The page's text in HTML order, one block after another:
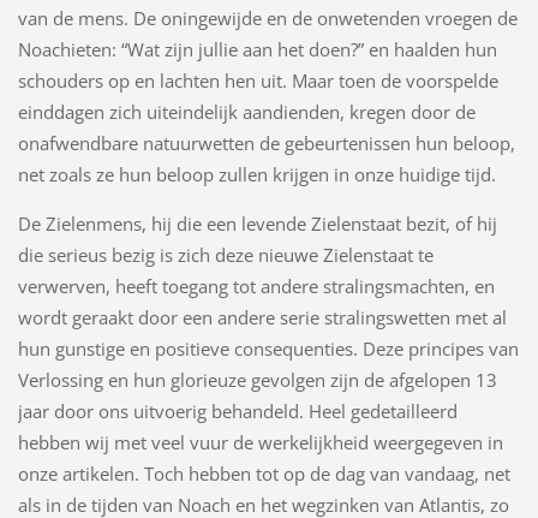
van de mens. De oningewijde en de onwetenden vroegen de
Noachieten: “Wat zijn jullie aan het doen?” en haalden hun
schouders op en lachten hen uit. Maar toen de voorspelde
einddagen zich uiteindelijk aandienden, kregen door de
onafwendbare natuurwetten de gebeurtenissen hun beloop,
net zoals ze hun beloop zullen krijgen in onze huidige tijd.
De Zielenmens, hij die een levende Zielenstaat bezit, of hij
die serieus bezig is zich deze nieuwe Zielenstaat te
verwerven, heeft toegang tot andere stralingsmachten, en
wordt geraakt door een andere serie stralingswetten met al
hun gunstige en positieve consequenties. Deze principes van
Verlossing en hun glorieuze gevolgen zijn de afgelopen 13
jaar door ons uitvoerig behandeld. Heel gedetailleerd
hebben wij met veel vuur de werkelijkheid weergegeven in
onze artikelen. Toch hebben tot op de dag van vandaag, net
als in de tijden van Noach en het wegzinken van Atlantis, zo